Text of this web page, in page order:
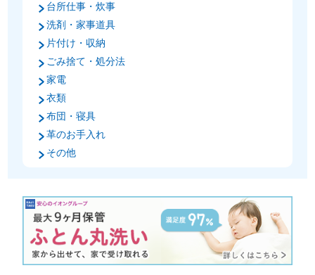
台所仕事・炊事
洗剤・家事道具
片付け・収納
ごみ捨て・処分法
家電
衣類
布団・寝具
革のお手入れ
その他